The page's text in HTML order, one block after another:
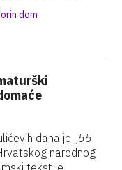
dom
dana je „55
narodnog
tekst je